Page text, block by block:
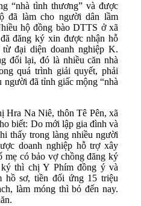
“nhà tình thương” và được
đã làm cho người dân lầm
hộ đồng bào DTTS ở xã
đăng ký xin được nhận hỗ
đại diện doanh nghiệp K.
đổi lại, đó là nhiều căn nhà
quá trình giải quyết, phải
đã tỉnh giấc mộng “nhà
Hra Na Niê, thôn Tê Pên, xã
biết: Do mới lập gia đình và
thấy trong làng nhiều người
doanh nghiệp hỗ trợ xây
mẹ có bảo vợ chồng đăng ký
thì chị Y Phím đồng ý và
hồ sơ, tiền đối ứng 15 triệu
làm móng thì bỏ đến nay.